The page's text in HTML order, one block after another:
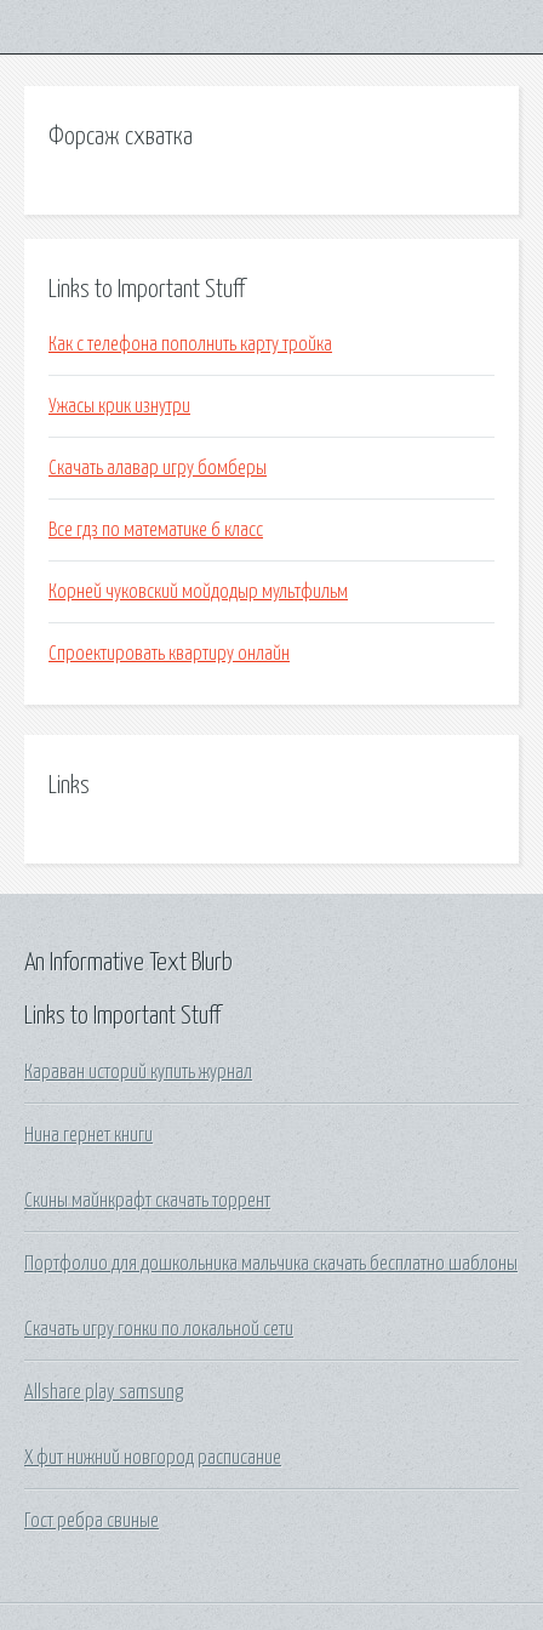
Форсаж схватка
Links to Important Stuff
Как с телефона пополнить карту тройка
Ужасы крик изнутри
Скачать алавар игру бомберы
Все гдз по математике 6 класс
Корней чуковский мойдодыр мультфильм
Спроектировать квартиру онлайн
Links
Links to Important Stuff
Караван историй купить журнал
Нина гернет книги
Скины майнкрафт скачать торрент
Портфолио для дошкольника мальчика скачать бесплатно шаблоны
Скачать игру гонки по локальной сети
Allshare play samsung
Х фит нижний новгород расписание
Гост ребра свиные
An Informative Text Blurb